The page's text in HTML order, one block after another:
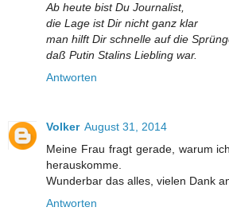
Ab heute bist Du Journalist,
die Lage ist Dir nicht ganz klar
man hilft Dir schnelle auf die
daß Putin Stalins Liebling war.
Antworten
Volker August 31, 2014
Meine Frau fragt gerade, warum
herauskomme.
Wunderbar das alles, vielen Dank
Antworten